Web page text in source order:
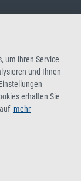
um ihren Service
und Ihnen
erhalten Sie
mehr